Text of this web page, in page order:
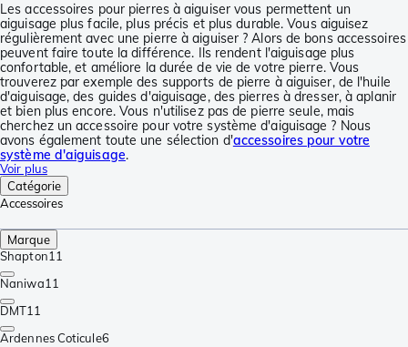
Les accessoires pour pierres à aiguiser vous permettent un
aiguisage plus facile, plus précis et plus durable. Vous aiguisez
régulièrement avec une pierre à aiguiser ? Alors de bons accessoires
peuvent faire toute la différence. Ils rendent l'aiguisage plus
confortable, et améliore la durée de vie de votre pierre. Vous
trouverez par exemple des supports de pierre à aiguiser, de l'huile
d'aiguisage, des guides d'aiguisage, des pierres à dresser, à aplanir
et bien plus encore. Vous n'utilisez pas de pierre seule, mais
cherchez un accessoire pour votre système d'aiguisage ? Nous
avons également toute une sélection d'accessoires pour votre
système d'aiguisage.
Voir plus
Catégorie
Accessoires
Marque
Shapton11
Naniwa11
DMT11
Ardennes Coticule6